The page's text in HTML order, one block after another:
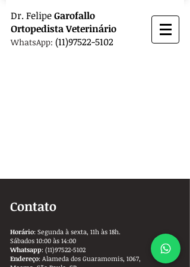
Dr. FelipeGarofallo
OrtopedistaVeterinário
WhatsApp: (11)97522-5102
Contato
Horário: Segunda à sexta, 11h às 18h.
Sábados 10:00 às 14:00
Whatsapp: (11)97522-5102
Endereço: Alameda dos Guaramomis, 1067,